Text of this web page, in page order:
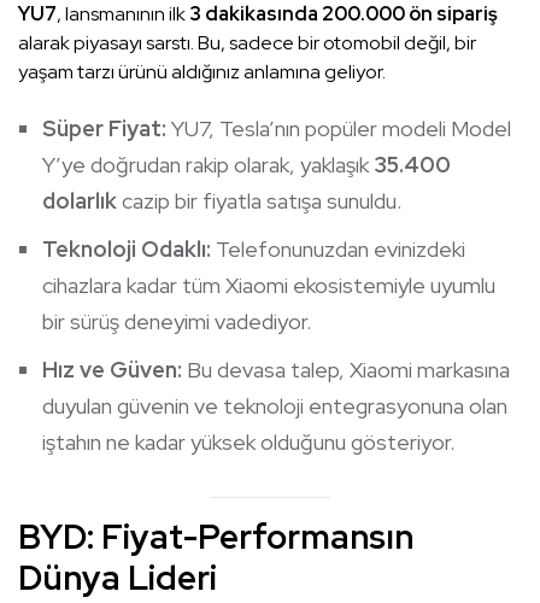
YU7, lansmanının ilk3 dakikasında 200.000 ön sipariş
alarak piyasayı sarstı. Bu, sadece bir otomobil değil, bir
yaşam tarzı ürünü aldığınız anlamına geliyor.
Süper Fiyat: YU7, Tesla’nın popüler modeli Model
Y’ye doğrudan rakip olarak, yaklaşık35.400
dolarlıkcazip bir fiyatla satışa sunuldu.
Teknoloji Odaklı: Telefonunuzdan evinizdeki
cihazlara kadar tüm Xiaomi ekosistemiyle uyumlu
bir sürüş deneyimi vadediyor.
Hız ve Güven: Bu devasa talep, Xiaomi markasına
duyulan güvenin ve teknoloji entegrasyonuna olan
iştahın ne kadar yüksek olduğunu gösteriyor.
BYD: Fiyat-Performansın
Dünya Lideri